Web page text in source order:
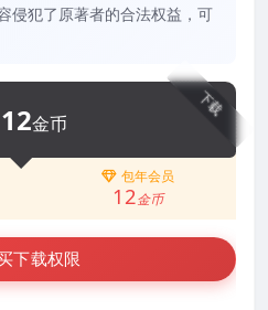
侵犯了原著者的合法权益，可
下载
12金币
包年会员
12金币
下载权限